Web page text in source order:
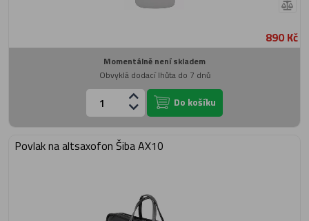
890 Kč
Momentálně není skladem
Obvyklá dodací lhůta do 7 dnů
Do košíku
Povlak na altsaxofon Šiba AX10